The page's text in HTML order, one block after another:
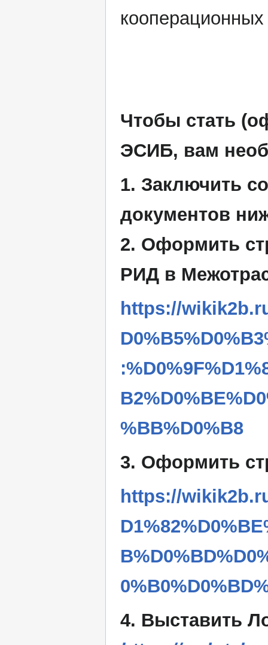
Чтобы стать
ЭСИБ, вам
1. Заключить
документов
2. Оформить
РИД в
https://
%BB%D0%B8
3. Оформить
https://
4. Выставить